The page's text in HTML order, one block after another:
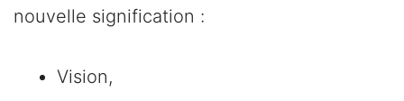
nouvelle signification :
Vision,